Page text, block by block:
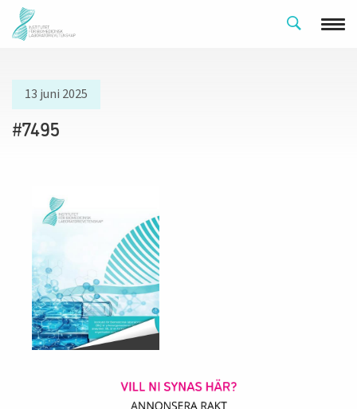
13 juni 2025
#7495